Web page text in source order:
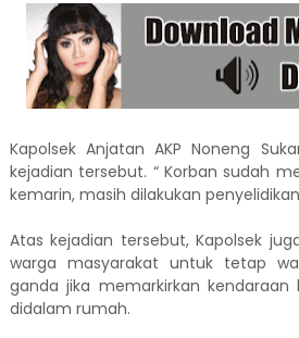
Kapolsek Anjatan AKP Noneng
kejadian tersebut. “ Korban sudah
kemarin, masih dilakukan
Atas kejadian tersebut, Kapolsek
warga masyarakat untuk tetap
ganda jika memarkirkan
didalam rumah.